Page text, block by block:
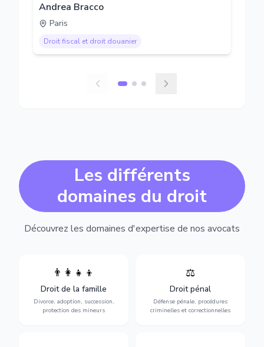
Andrea Bracco
Paris
Droit fiscal et droit douanier
Les différents
domaines du droit
Découvrez les domaines d'expertise de nos avocats
👨‍👩‍👧‍👦
Droit de la famille
Divorce, adoption, succession,
protection des mineurs
Divorce, garde d'enfants,
adoption, succession et
protection des personnes
vulnérables.
⚖️
Droit pénal
Défense pénale, procédures
criminelles et correctionnelles
Expertise en matière pénale,
vue jusqu'au procès, pour
toute affaire correctionnelle
ou criminelle.